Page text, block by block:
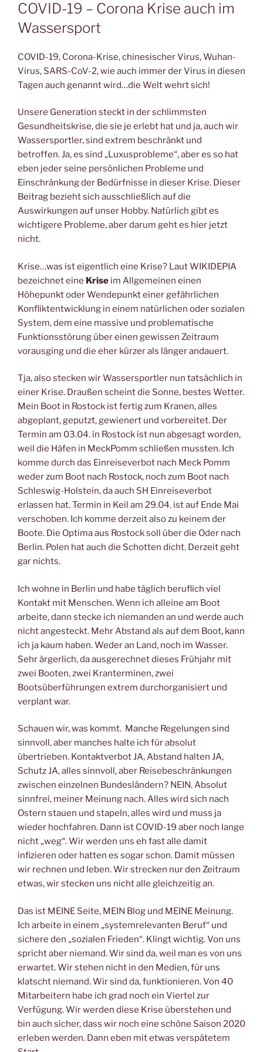
AM
COVID-19 – Corona Krise auch im
Wassersport
COVID-19, Corona-Krise, chinesischer Virus, Wuhan-
Virus, SARS-CoV-2, wie auch immer der Virus in diesen
Tagen auch genannt wird…die Welt wehrt sich!
Unsere Generation steckt in der schlimmsten
Gesundheitskrise, die sie je erlebt hat und ja, auch wir
Wassersportler, sind extrem beschränkt und
betroffen. Ja, es sind „Luxusprobleme“, aber es so hat
eben jeder seine persönlichen Probleme und
Einschränkung der Bedürfnisse in dieser Krise. Dieser
Beitrag bezieht sich ausschließlich auf die
Auswirkungen auf unser Hobby. Natürlich gibt es
wichtigere Probleme, aber darum geht es hier jetzt
nicht.
Krise…was ist eigentlich eine Krise? Laut WIKIDEPIA
bezeichnet eine Krise im Allgemeinen einen
Höhepunkt oder Wendepunkt einer gefährlichen
Konfliktentwicklung in einem natürlichen oder sozialen
System, dem eine massive und problematische
Funktionsstörung über einen gewissen Zeitraum
vorausging und die eher kürzer als länger andauert.
Tja, also stecken wir Wassersportler nun tatsächlich in
einer Krise. Draußen scheint die Sonne, bestes Wetter.
Mein Boot in Rostock ist fertig zum Kranen, alles
abgeplant, geputzt, gewienert und vorbereitet. Der
Termin am 03.04. in Rostock ist nun abgesagt worden,
weil die Häfen in MeckPomm schließen mussten. Ich
komme durch das Einreiseverbot nach Meck Pomm
weder zum Boot nach Rostock, noch zum Boot nach
Schleswig-Holstein, da auch SH Einreiseverbot
erlassen hat. Termin in Keil am 29.04. ist auf Ende Mai
verschoben. Ich komme derzeit also zu keinem der
Boote. Die Optima aus Rostock soll über die Oder nach
Berlin. Polen hat auch die Schotten dicht. Derzeit geht
gar nichts.
Ich wohne in Berlin und habe täglich beruflich viel
Kontakt mit Menschen. Wenn ich alleine am Boot
arbeite, dann stecke ich niemanden an und werde auch
nicht angesteckt. Mehr Abstand als auf dem Boot, kann
ich ja kaum haben. Weder an Land, noch im Wasser.
Sehr ärgerlich, da ausgerechnet dieses Frühjahr mit
zwei Booten, zwei Kranterminen, zwei
Bootsüberführungen extrem durchorganisiert und
verplant war.
Schauen wir, was kommt. Manche Regelungen sind
sinnvoll, aber manches halte ich für absolut
übertrieben. Kontaktverbot JA, Abstand halten JA,
Schutz JA, alles sinnvoll, aber Reisebeschränkungen
zwischen einzelnen Bundesländern? NEIN. Absolut
sinnfrei, meiner Meinung nach. Alles wird sich nach
Ostern stauen und stapeln, alles wird und muss ja
wieder hochfahren. Dann ist COVID-19 aber noch lange
nicht „weg“. Wir werden uns eh fast alle damit
infizieren oder hatten es sogar schon. Damit müssen
wir rechnen und leben. Wir strecken nur den Zeitraum
etwas, wir stecken uns nicht alle gleichzeitig an.
Das ist MEINE Seite, MEIN Blog und MEINE Meinung.
Ich arbeite in einem „systemrelevanten Beruf“ und
sichere den „sozialen Frieden“. Klingt wichtig. Von uns
spricht aber niemand. Wir sind da, weil man es von uns
erwartet. Wir stehen nicht in den Medien, für uns
klatscht niemand. Wir sind da, funktionieren. Von 40
Mitarbeitern habe ich grad noch ein Viertel zur
Verfügung. Wir werden diese Krise überstehen und
bin auch sicher, dass wir noch eine schöne Saison 2020
erleben werden. Dann eben mit etwas verspätetem